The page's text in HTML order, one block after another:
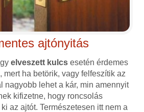
ajtónyitás
elveszett kulcsesetén érdemes
mert ha betörik, vagy felfeszítik az
nagyobb lehet a kár, min amennyit
kifizetne, hogy roncsolás
az ajtót. Természetesen itt nem a